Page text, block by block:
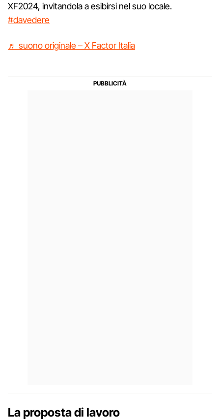
XF2024, invitandola a esibirsi nel suo locale.
#davedere
♬ suono originale – X Factor Italia
La proposta di lavoro